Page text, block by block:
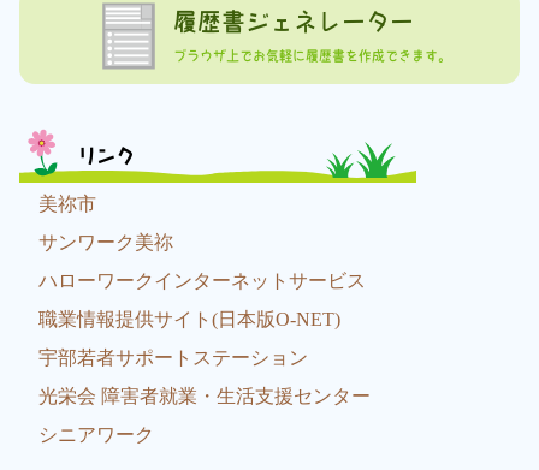
履歴書ジェネレーター
ブラウザ上でお気軽に履歴書を作成できます。
リンク
美祢市
サンワーク美祢
ハローワークインターネットサービス
職業情報提供サイト(日本版O-NET)
宇部若者サポートステーション
光栄会 障害者就業・生活支援センター
シニアワーク